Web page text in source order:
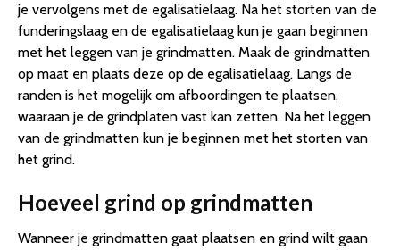
je vervolgens met de egalisatielaag. Na het storten van de
funderingslaag en de egalisatielaag kun je gaan beginnen
met het leggen van je grindmatten. Maak de grindmatten
op maat en plaats deze op de egalisatielaag. Langs de
randen is het mogelijk om afboordingen te plaatsen,
waaraan je de grindplaten vast kan zetten. Na het leggen
van de grindmatten kun je beginnen met het storten van
het grind.
Hoeveel grind op grindmatten
Wanneer je grindmatten gaat plaatsen en grind wilt gaan